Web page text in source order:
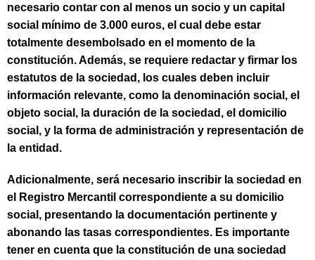
necesario contar con al menos un socio y un capital
social mínimo de 3.000 euros, el cual debe estar
totalmente desembolsado en el momento de la
constitución. Además, se requiere redactar y firmar los
estatutos de la sociedad, los cuales deben incluir
información relevante, como la denominación social, el
objeto social, la duración de la sociedad, el domicilio
social, y la forma de administración y representación de
la entidad.
Adicionalmente, será necesario inscribir la sociedad en
el Registro Mercantil correspondiente a su domicilio
social, presentando la documentación pertinente y
abonando las tasas correspondientes. Es importante
tener en cuenta que la constitución de una sociedad